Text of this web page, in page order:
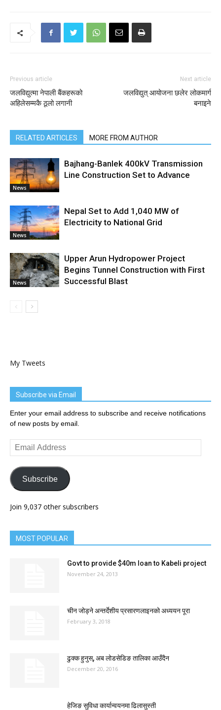
Previous article
जलविद्युत्मा नेपाली बैंकहरूको
अहिलेसम्मकै ठूलो लगानी
Next article
जलविद्युत् आयोजना छलेर लोकमार्ग
बनाइने
RELATED ARTICLES MORE FROM AUTHOR
News
Bajhang-Banlek 400kV Transmission
Line Construction Set to Advance
News
Nepal Set to Add 1,040 MW of
Electricity to National Grid
News
Upper Arun Hydropower Project
Begins Tunnel Construction with First
Successful Blast
My Tweets
Subscribe via Email
Enter your email address to subscribe and receive notifications
of new posts by email.
Email
Address
Subscribe
Join 9,037 other subscribers
MOST POPULAR
Govt to provide $40m loan to Kabeli project
November 24, 2013
चीन जोड्ने अन्तर्देशीय प्रसारणलाइनको अध्ययन पूरा
February 3, 2018
ढुक्क हुनुस्, अब लोडसेडिङ तालिका आउँदैन
December 20, 2016
हेजिङ सुविधा कार्यान्वयनमा ढिलासुस्ती